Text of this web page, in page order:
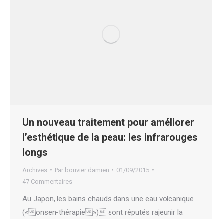
Un nouveau traitement pour améliorer
l’esthétique de la peau: les infrarouges
longs
Archives Par bouvier damien
01/09/2015
47 Commentaires
Au Japon, les bains chauds dans une eau volcanique
(«onsen-thérapie») sont réputés rajeunir la